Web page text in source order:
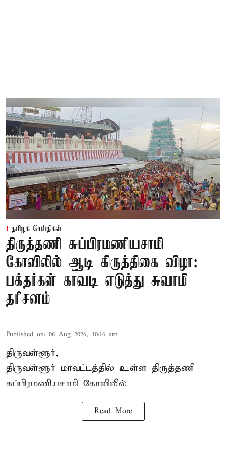
தமிழக செய்திகள்
திருத்தணி சுப்பிரமணியசாமி
கோவிலில் ஆடி கிருத்திகை விழா:
பக்தர்கள் காவடி எடுத்து சுவாமி
தரிசனம்
Published on: 06 Aug 2026, 10:16 am
திருவள்ளூர்,
திருவள்ளூர் மாவட்டத்தில் உள்ள திருத்தணி
சுப்பிரமணியசாமி கோவிலில்
Read More